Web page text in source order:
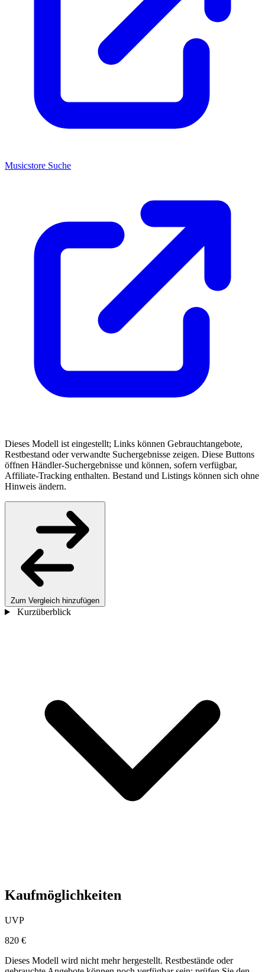
Musicstore Suche
Dieses Modell ist eingestellt; Links können Gebrauchtangebote,
Restbestand oder verwandte Suchergebnisse zeigen. Diese Buttons
öffnen Händler-Suchergebnisse und können, sofern verfügbar,
Affiliate-Tracking enthalten. Bestand und Listings können sich ohne
Hinweis ändern.
Zum Vergleich hinzufügen
Kurzüberblick
Kaufmöglichkeiten
UVP
820 €
Dieses Modell wird nicht mehr hergestellt. Restbestände oder